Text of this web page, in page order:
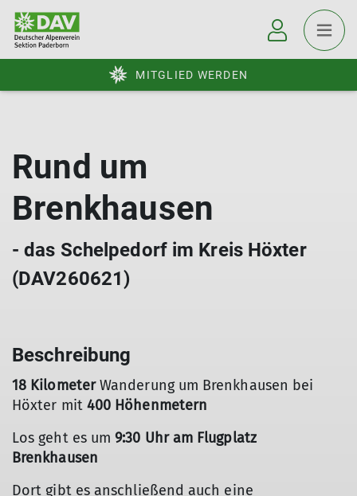
MITGLIED WERDEN
Rund um
Brenkhausen
- das Schelpedorf im Kreis Höxter
(DAV260621)
Beschreibung
18 KilometerWanderung um Brenkhausen bei
Höxter mit 400 Höhenmetern
Los geht es um 9:30 Uhr am Flugplatz
Brenkhausen
Dort gibt es anschließend auch eine